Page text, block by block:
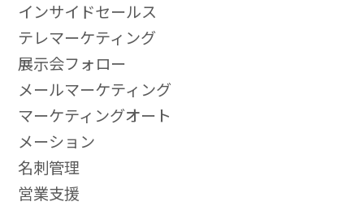
インサイドセールス
テレマーケティング
展示会フォロー
メールマーケティング
マーケティングオート
メーション
名刺管理
営業支援